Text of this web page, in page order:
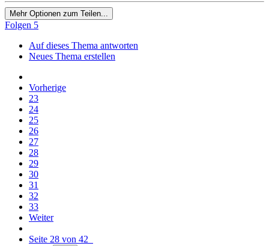
Mehr Optionen zum Teilen...
Folgen 5
Auf dieses Thema antworten
Neues Thema erstellen
Vorherige
23
24
25
26
27
28
29
30
31
32
33
Weiter
Seite 28 von 42